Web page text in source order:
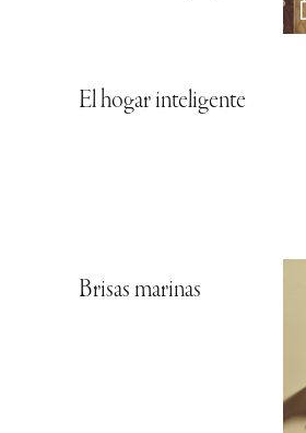
El hogar inteligente
Brisas marinas